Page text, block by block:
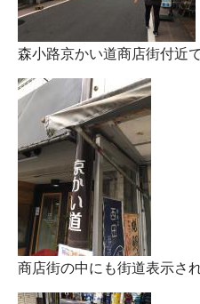
森小路京かい道商店街付近で
商店街の中にも街道表示さ